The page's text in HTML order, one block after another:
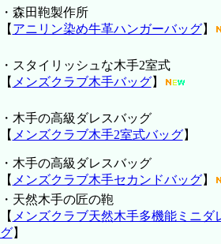
・森田鞄製作所
【 アニリン染め牛革ハンガーバッグ】
・スタイリッシュな木手2室式
【 メンズクラブ木手バッグ】
・木手の高級ダレスバッグ
【 メンズクラブ木手2室式バッグ】
・木手の高級ダレスバッグ
【 メンズクラブ木手セカンドバッグ】
・天然木手の匠の鞄
【 メンズクラブ天然木手多機能ミニダ
グ】